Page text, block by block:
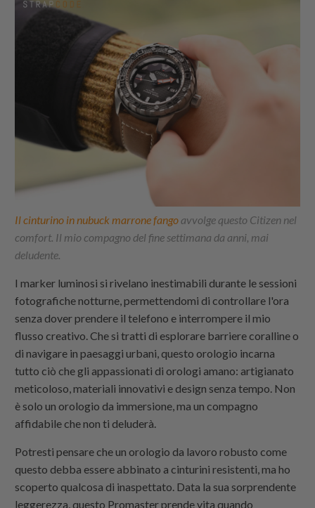
Il cinturino in nubuck marrone fangoavvolge questo Citizen nel
comfort. Il mio compagno del fine settimana da anni, mai
deludente.
I marker luminosi si rivelano inestimabili durante le sessioni
fotografiche notturne, permettendomi di controllare l'ora
senza dover prendere il telefono e interrompere il mio
flusso creativo. Che si tratti di esplorare barriere coralline o
di navigare in paesaggi urbani, questo orologio incarna
tutto ciò che gli appassionati di orologi amano: artigianato
meticoloso, materiali innovativi e design senza tempo. Non
è solo un orologio da immersione, ma un compagno
affidabile che non ti deluderà.
Potresti pensare che un orologio da lavoro robusto come
questo debba essere abbinato a cinturini resistenti, ma ho
scoperto qualcosa di inaspettato. Data la sua sorprendente
leggerezza, questo Promaster prende vita quando